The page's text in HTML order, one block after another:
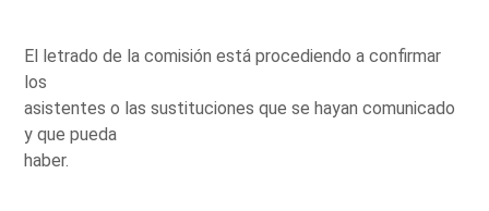
El letrado de la comisión está procediendo a confirmar
los
asistentes o las sustituciones que se hayan comunicado
y que pueda
haber.